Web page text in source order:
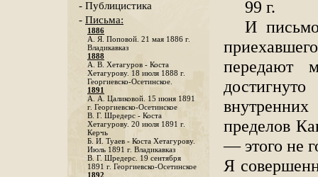
- Публицистика
- Письма:
1886
А. Я. Поповой. 21 мая 1886 г.
Владикавказ
1888
A. В. Хетагуров - Коста
Хетагурову. 18 июля 1888 г.
Георгиевско-Осетинское.
1891
А. А. Цаликовой. 15 июня 1891
г. Георгиевско-Осетинское
B. Г. Шредерс - Коста
Хетагурову. 20 июля 1891 г.
Керчь
Б. И. Туаев - Коста Хетагурову.
Июль 1891 г. Владикавказ
В. Г. Шредерс. 19 сентября
1891 г. Георгиевско-Осетинское
1892
99 г.
И
передают
пределов
— этого не
Я